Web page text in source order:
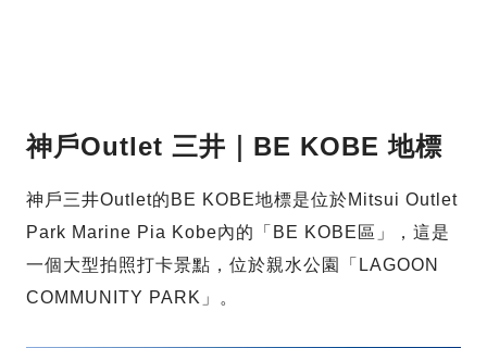
神戶Outlet 三井｜BE KOBE 地標
神戶三井Outlet的BE KOBE地標是位於Mitsui Outlet
Park Marine Pia Kobe內的「BE KOBE區」，這是
一個大型拍照打卡景點，位於親水公園「LAGOON
COMMUNITY PARK」。